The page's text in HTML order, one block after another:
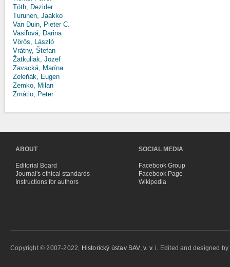
Tóth, Dezider
Turunen, Jaakko
Van Duin, Pieter C.
Vasiľová, Darina
Vörös, László
Vrátny, Štefan
Žatkuliak, Jozef
Zavacká, Marína
Zeleňák, Eugen
Zemko, Milan
Zmátlo, Peter
ABOUT
Editorial Board
Journal's ethical standards
Instructions for authors
SOCIAL MEDIA
Facebook Group
Facebook Page
Wikipedia
Copyright © 2007-2022, Historický ústav SAV, v. v. i. Edited and designed by